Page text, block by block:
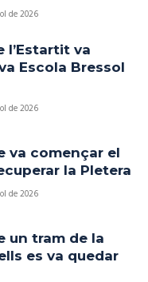
de 2026
l’Estartit va
Escola Bressol
de 2026
va començar el
la Pletera
de 2026
un tram de la
es va quedar